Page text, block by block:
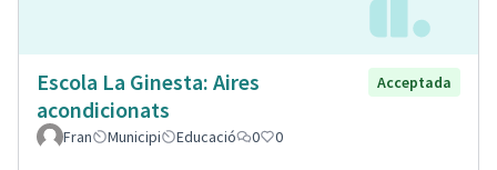
Escola La Ginesta: Aires
acondicionats
Acceptada
Fran Municipi Educació 0 0